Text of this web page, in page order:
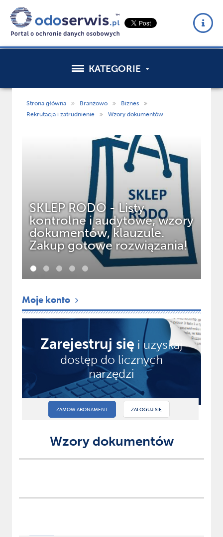
KATEGORIE
Strona główna Branżowo
Biznes
Rekrutacja i zatrudnienie
Wzory dokumentów
SKLEP RODO - Listy
kontrolne i audytowe, wzory
dokumentów, klauzule.
Zakup gotowe rozwiązania!
Moje konto
Zarejestruj się i uzyskaj
dostęp do licznych
narzędzi
ZAMÓW ABONAMENT ZALOGUJ SIĘ
Wzory dokumentów